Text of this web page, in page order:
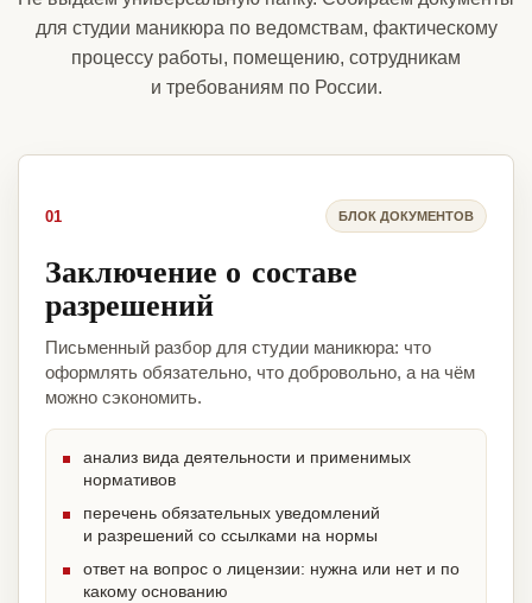
для студии маникюра по ведомствам, фактическому
процессу работы, помещению, сотрудникам
и требованиям по России.
01 БЛОК ДОКУМЕНТОВ
Заключение о составе
разрешений
Письменный разбор для студии маникюра: что
оформлять обязательно, что добровольно, а на чём
можно сэкономить.
анализ вида деятельности и применимых
нормативов
перечень обязательных уведомлений
и разрешений со ссылками на нормы
ответ на вопрос о лицензии: нужна или нет и по
какому основанию